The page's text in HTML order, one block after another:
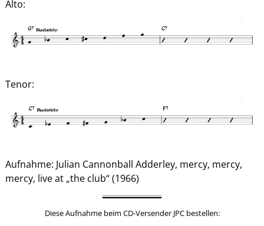
Alto:
Tenor:
Aufnahme: Julian Cannonball Adderley, mercy, mercy,
mercy, live at „the club“ (1966)
Diese Aufnahme beim CD-Versender JPC bestellen: